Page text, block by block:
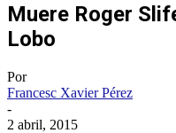
Muere Roger
Lobo
Por
Francesc Xavier Pérez
-
2 abril, 2015